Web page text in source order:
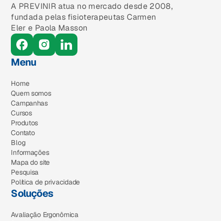
A PREVINIR atua no mercado desde 2008,
fundada pelas fisioterapeutas Carmen
Eler e Paola Masson
Menu
Home
Quem somos
Campanhas
Cursos
Produtos
Contato
Blog
Informações
Mapa do site
Pesquisa
Política de privacidade
Soluções
Avaliação Ergonômica